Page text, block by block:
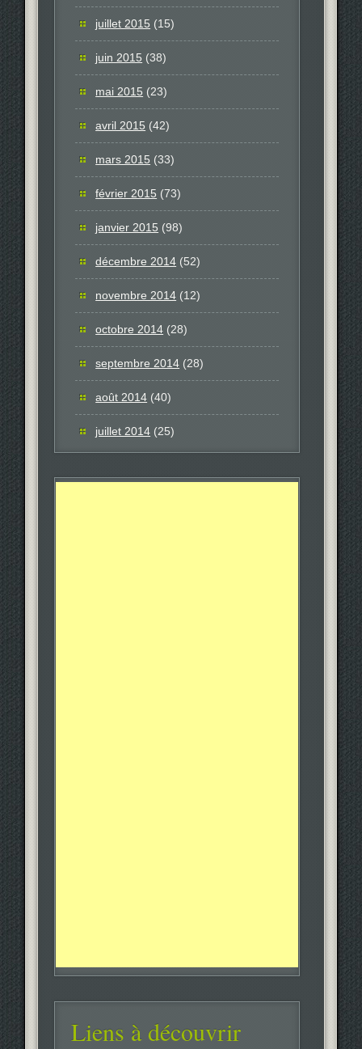
juillet 2015 (15)
juin 2015 (38)
mai 2015 (23)
avril 2015 (42)
mars 2015 (33)
février 2015 (73)
janvier 2015 (98)
décembre 2014 (52)
novembre 2014 (12)
octobre 2014 (28)
septembre 2014 (28)
août 2014 (40)
juillet 2014 (25)
Liens à découvrir